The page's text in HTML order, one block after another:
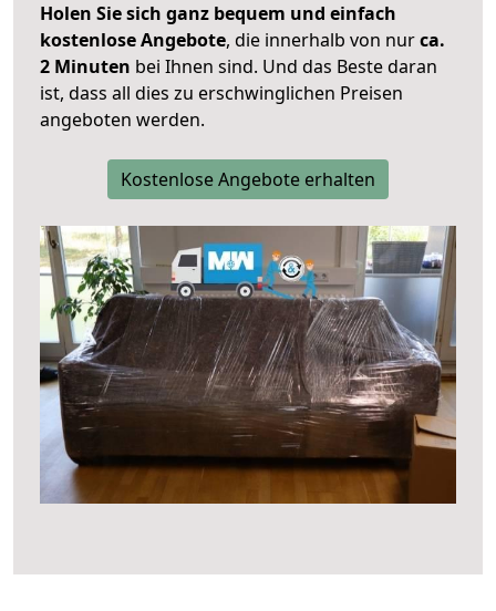
Holen Sie sich ganz bequem und einfach
kostenlose Angebote, die innerhalb von nurca.
2 Minuten bei Ihnen sind. Und das Beste daran
ist, dass all dies zu erschwinglichen Preisen
angeboten werden.
Kostenlose Angebote erhalten